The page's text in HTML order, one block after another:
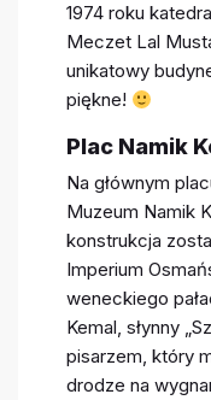
1974 roku
Meczet Lal
unikatowy
piękne!
Plac Namik
Na głównym
Muzeum Namik
konstrukcja
Imperium
weneckiego
Kemal, słynny
pisarzem, który
drodze na